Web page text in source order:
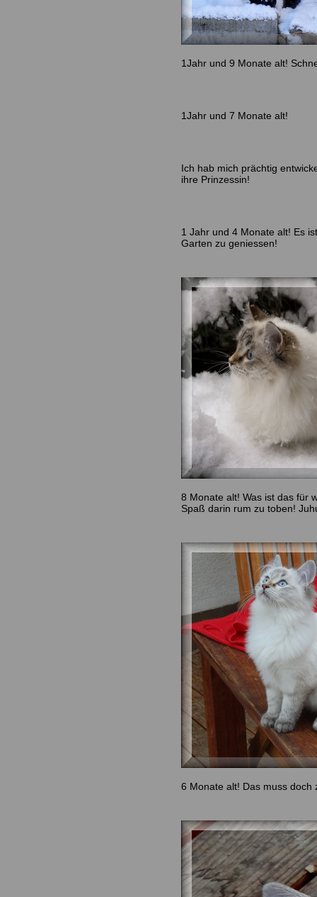
1Jahr und 9 Monate alt!
1Jahr und 7 Monate alt!
Ich hab mich prächtig
ihre Prinzessin!
1 Jahr und 4 Monate alt! Es
Garten zu geniessen!
8 Monate alt! Was ist das für
Spaß darin rum zu toben!
6 Monate alt! Das muss doch